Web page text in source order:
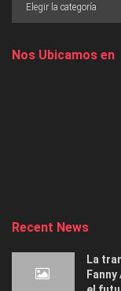
Nos Ubicamos en
Recent News
La